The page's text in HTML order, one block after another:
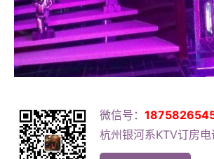
微信号：
杭州银河系KTV订房